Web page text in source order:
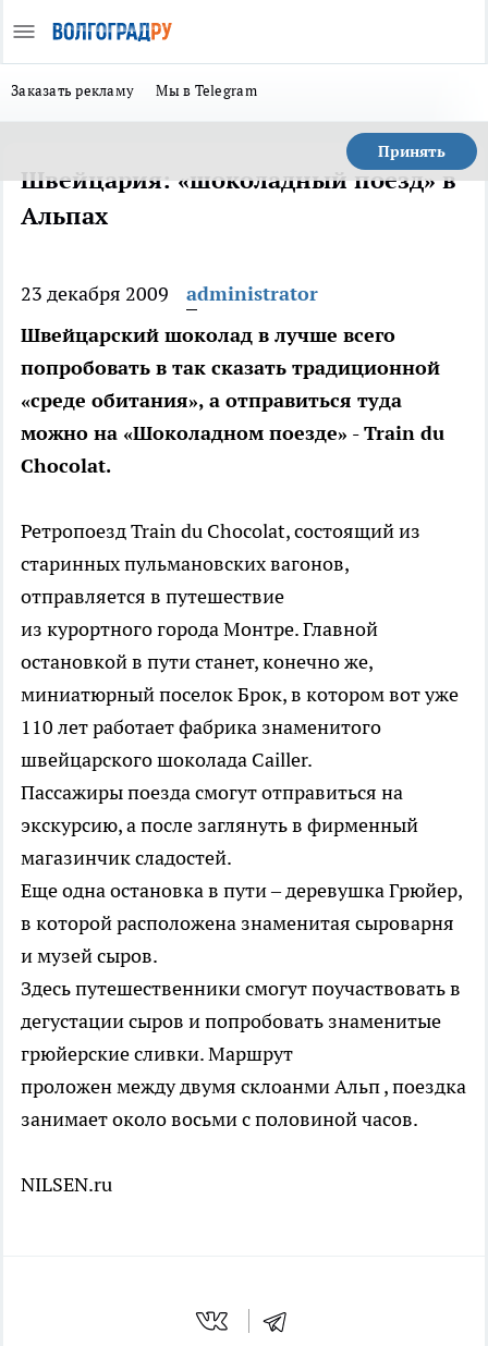
Заказать рекламу Мы в Telegram
Принять
Швейцария: «шоколадный поезд» в
Альпах
23 декабря 2009
administrator
Швейцарский шоколад в лучше всего
попробовать в так сказать традиционной
«среде обитания», а отправиться туда
можно на «Шоколадном поезде» - Train du
Chocolat.
Ретропоезд Train du Chocolat, состоящий из
старинных пульмановских вагонов,
отправляется в путешествие
из курортного города Монтре. Главной
остановкой в пути станет, конечно же,
миниатюрный поселок Брок, в котором вот уже
110 лет работает фабрика знаменитого
швейцарского шоколада Cailler.
Пассажиры поезда смогут отправиться на
экскурсию, а после заглянуть в фирменный
магазинчик сладостей.
Еще одна остановка в пути – деревушка Грюйер,
в которой расположена знаменитая сыроварня
и музей сыров.
Здесь путешественники смогут поучаствовать в
дегустации сыров и попробовать знаменитые
грюйерские сливки. Маршрут
проложен между двумя склоанми Альп , поездка
занимает около восьми с половиной часов.
NILSEN.ru